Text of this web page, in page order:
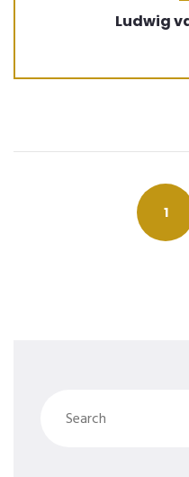
Ludwig
navigation
1